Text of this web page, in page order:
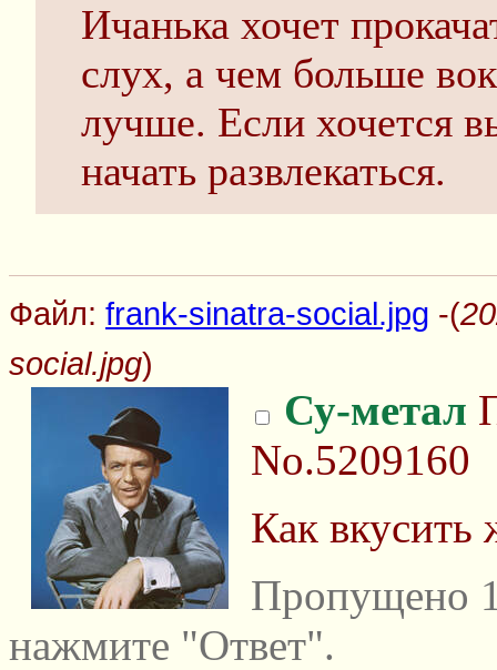
Ичанька хочет
слух, а чем больше
лучше. Если хочется
начать развлекаться.
Файл: frank-sinatra-social.jpg -(
social.jpg)
Су-метал
No.5209160
Как вкусить
Пропущено
нажмите "Ответ".